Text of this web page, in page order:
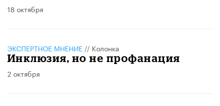
18 октября
ЭКСПЕРТНОЕ МНЕНИЕ // Колонка
Инклюзия, но не профанация
2 октября